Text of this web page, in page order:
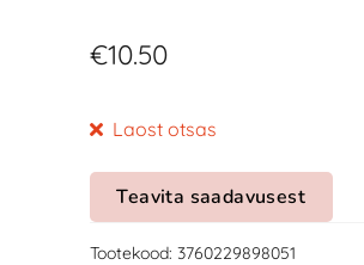
€10.50
Laost otsas
Teavita saadavusest
Tootekood: 3760229898051